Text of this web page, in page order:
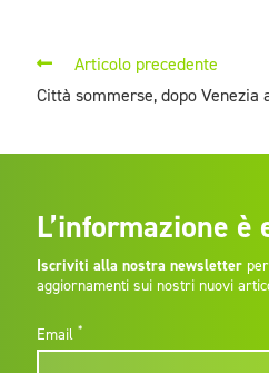
Articolo precedente
Città sommerse, dopo Venezia
L’informazione è
Iscriviti alla nostra newsletter
aggiornamenti sui nostri nuovi
Email *